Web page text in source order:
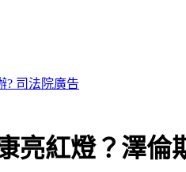
? 司法院廣告
亮紅燈？澤倫